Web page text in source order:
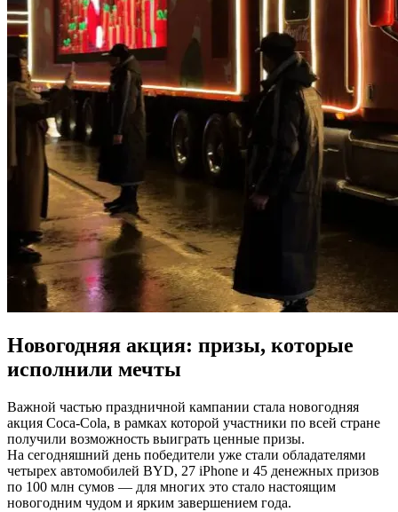
Новогодняя акция: призы, которые
исполнили мечты
Важной частью праздничной кампании стала новогодняя
акция Coca-Cola, в рамках которой участники по всей стране
получили возможность выиграть ценные призы.
На сегодняшний день победители уже стали обладателями
четырех автомобилей BYD, 27 iPhone и 45 денежных призов
по 100 млн сумов — для многих это стало настоящим
новогодним чудом и ярким завершением года.